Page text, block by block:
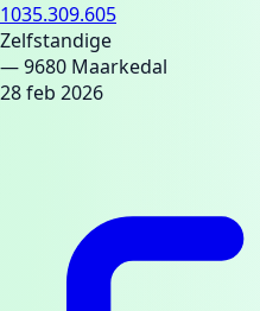
1035.309.605
Zelfstandige
— 9680 Maarkedal
28 feb 2026